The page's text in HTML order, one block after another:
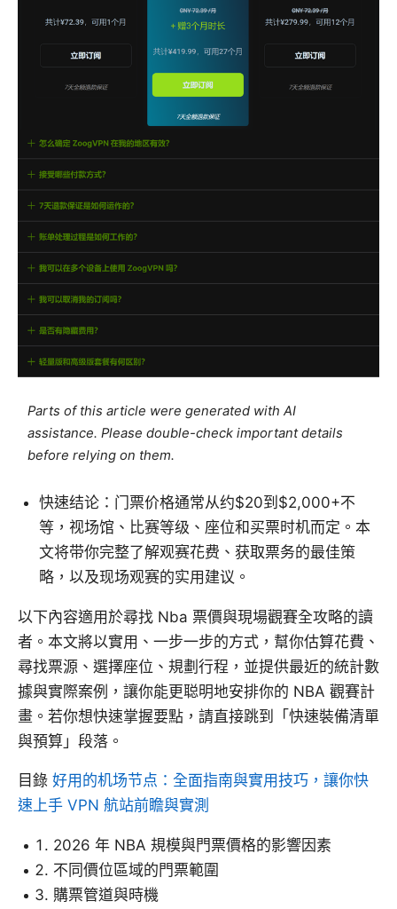
Parts of this article were generated with AI
assistance. Please double-check important details
before relying on them.
快速结论：门票价格通常从约$20到$2,000+不
等，视场馆、比赛等级、座位和买票时机而定。本
文将带你完整了解观赛花费、获取票务的最佳策
略，以及现场观赛的实用建议。
以下內容適用於尋找 Nba 票價與現場觀賽全攻略的讀
者。本文將以實用、一步一步的方式，幫你估算花費、
尋找票源、選擇座位、規劃行程，並提供最近的統計數
據與實際案例，讓你能更聪明地安排你的 NBA 觀賽計
畫。若你想快速掌握要點，請直接跳到「快速裝備清單
與預算」段落。
目錄 好用的机场节点：全面指南與實用技巧，讓你快
速上手 VPN 航站前瞻與實測
2026 年 NBA 規模與門票價格的影響因素
不同價位區域的門票範圍
購票管道與時機